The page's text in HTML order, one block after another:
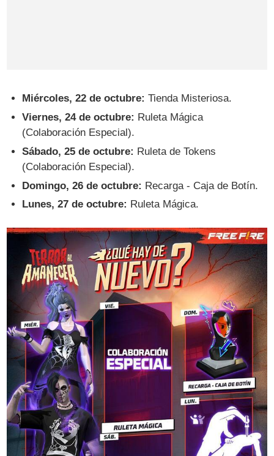
Miércoles, 22 de octubre: Tienda Misteriosa.
Viernes, 24 de octubre: Ruleta Mágica
(Colaboración Especial).
Sábado, 25 de octubre: Ruleta de Tokens
(Colaboración Especial).
Domingo, 26 de octubre: Recarga - Caja de Botín.
Lunes, 27 de octubre: Ruleta Mágica.